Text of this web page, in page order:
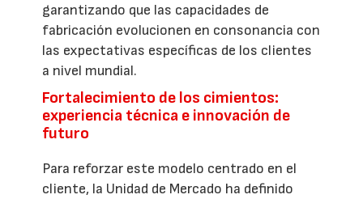
garantizando que las capacidades de
fabricación evolucionen en consonancia con
las expectativas específicas de los clientes
a nivel mundial.
Fortalecimiento de los cimientos:
experiencia técnica e innovación de
futuro
Para reforzar este modelo centrado en el
cliente, la Unidad de Mercado ha definido